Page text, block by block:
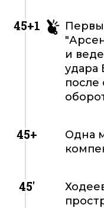
45+1
и
удара
после
45+
Одна
45'